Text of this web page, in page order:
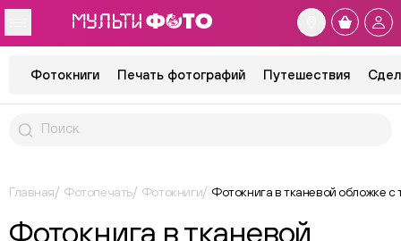
Фотокниги Печать фотографий Путешествия
Главная Фотопечать Фотокниги Фотокнига в тканевой обложке с
Фотокнига в тканевой